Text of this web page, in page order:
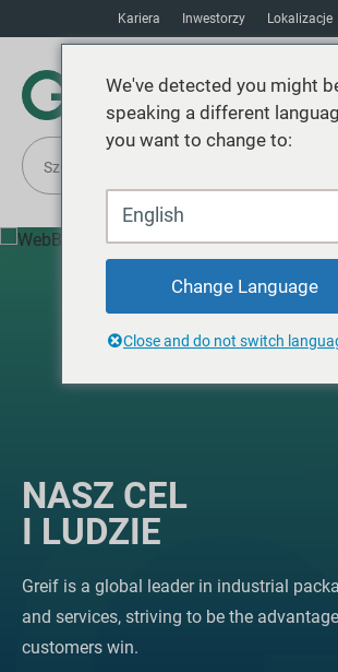
Kariera Inwestorzy Lokalizacje
NASZ CEL
I LUDZIE
Greif is a global leader in industrial
and services, striving to be the
customers win.
We've detected you might
speaking a different
you want to change to:
English
Change Language
Close and do not switch